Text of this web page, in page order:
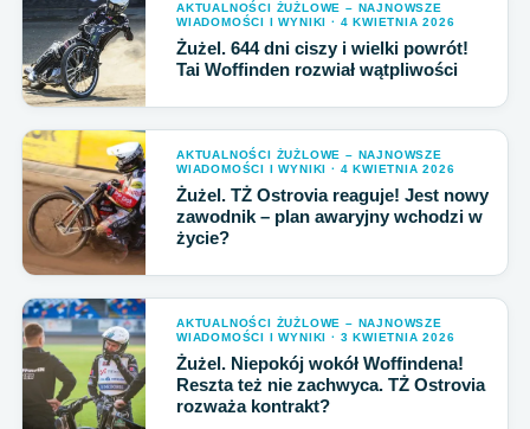
AKTUALNOŚCI ŻUŻLOWE – NAJNOWSZE
WIADOMOŚCI I WYNIKI · 4 KWIETNIA 2026
Żużel. 644 dni ciszy i wielki powrót!
Tai Woffinden rozwiał wątpliwości
AKTUALNOŚCI ŻUŻLOWE – NAJNOWSZE
WIADOMOŚCI I WYNIKI · 4 KWIETNIA 2026
Żużel. TŻ Ostrovia reaguje! Jest nowy
zawodnik – plan awaryjny wchodzi w
życie?
AKTUALNOŚCI ŻUŻLOWE – NAJNOWSZE
WIADOMOŚCI I WYNIKI · 3 KWIETNIA 2026
Żużel. Niepokój wokół Woffindena!
Reszta też nie zachwyca. TŻ Ostrovia
rozważa kontrakt?